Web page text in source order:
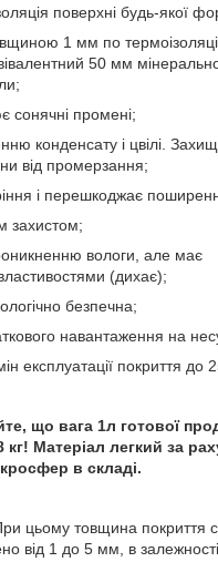
поверхні будь-якої
1 мм по
50 мм
сонячні промені;
конденсату і цвілі.
від промерзання;
і перешкоджає
захистом;
вологи, але має
(дихає);
безпечна;
навантаження на
експлуатації покриття до
що вага 1л готової
кг! Матеріал легкий за
в складі.
цьому товщина покриття
від 1 до 5 мм, в залежності